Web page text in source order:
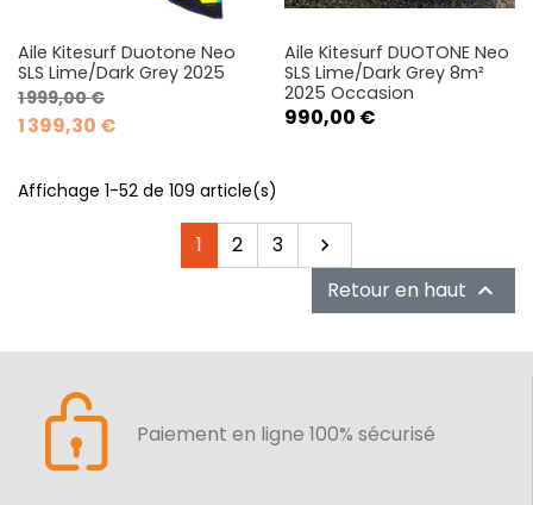
Aile Kitesurf Duotone Neo
SLS Lime/Dark Grey 2025
Prix de base
1 999,00 €Prix
1 399,30 €
Aile Kitesurf DUOTONE Neo
SLS Lime/Dark Grey 8m²
2025 Occasion
Prix
990,00 €
Affichage 1-52 de 109 article(s)
1 2 3 Suivant

Retour en haut 
Paiement en ligne 100% sécurisé